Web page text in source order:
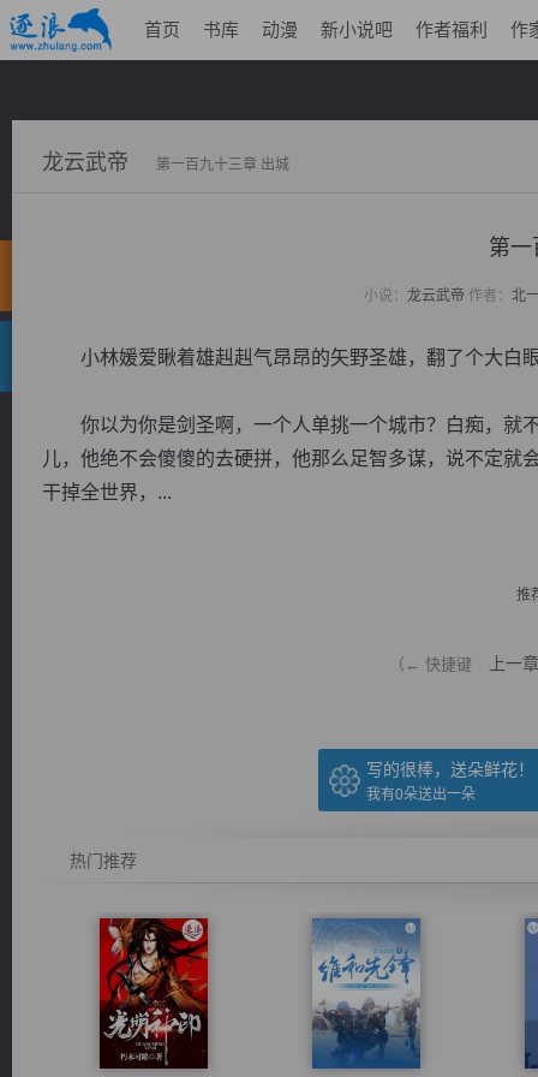
首页 书库 动漫 新小说吧 作者福利 作
龙云武帝 第一百九十三章 出城
第一
小说： 龙云武帝 作者： 北
小林媛爱瞅着雄赳赳气昂昂的矢野圣雄，翻了个大白
你以为你是剑圣啊，一个人单挑一个城市？白痴，就
儿，他绝不会傻傻的去硬拼，他那么足智多谋，说不定
干掉全世界，...
推
（← 快捷键 上一章
写的很棒，送朵鲜花！
我有0朵送出一朵
热门推荐